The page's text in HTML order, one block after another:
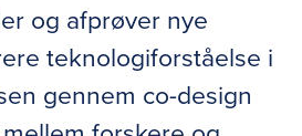
og afprøver nye
teknologiforståelse i
gennem co-design